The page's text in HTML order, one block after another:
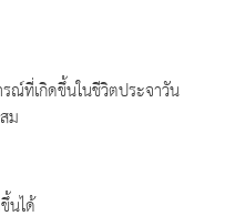
ณ์ที่เกิดขึ้นในชีวิตประจาวัน
ม
นได้